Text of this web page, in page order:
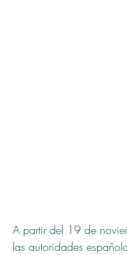
A partir del 19 de
las autoridades